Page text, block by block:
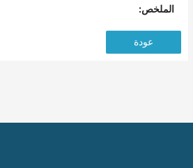
الملخص:
عودة